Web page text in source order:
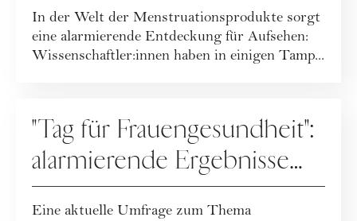
In der Welt der Menstruationsprodukte sorgt
eine alarmierende Entdeckung für Aufsehen:
Wissenschaftler:innen haben in einigen Tamp...
"Tag für Frauengesundheit":
alarmierende Ergebnisse
des Menstruationsreports
Eine aktuelle Umfrage zum Thema